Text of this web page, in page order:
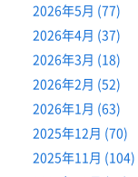
2026年5月 (77)
2026年4月 (37)
2026年3月 (18)
2026年2月 (52)
2026年1月 (63)
2025年12月 (70)
2025年11月 (104)